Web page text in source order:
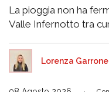
La pioggia non ha
Valle Infernotto tra
Lorenza Garrone